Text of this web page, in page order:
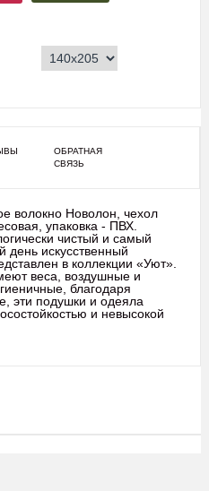
ОБРАТНАЯ
СВЯЗЬ
волокно Новолон, чехол
упаковка - ПВХ.
чистый и самый
день искусственный
в коллекции «Уют».
веса, воздушные и
благодаря
эти подушки и одеяла
и невысокой